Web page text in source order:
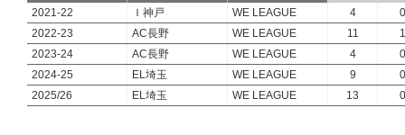
2021-22
Ｉ神戸 WE LEAGUE 4
0
2022-23
AC長野 WE LEAGUE 11
1
2023-24
AC長野 WE LEAGUE 4
0
2024-25
EL埼玉 WE LEAGUE 9
0
2025/26
EL埼玉 WE LEAGUE 13 0